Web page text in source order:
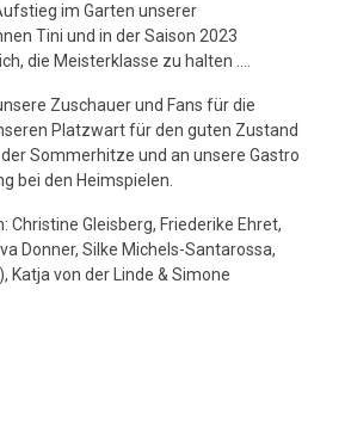
im Garten unserer
Tini und in der Saison 2023
die Meisterklasse zu halten ….
Zuschauer und Fans für die
Platzwart für den guten Zustand
Sommerhitze und an unsere Gastro
bei den Heimspielen.
Christine Gleisberg, Friederike Ehret,
Donner, Silke Michels-Santarossa,
Katja von der Linde & Simone